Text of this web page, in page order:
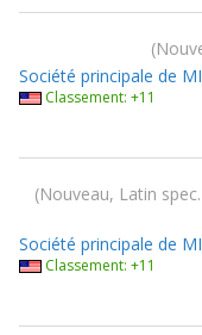
Société principale de
Classement: +11
Nouveau, Latin spec.
Société principale de
Classement: +11